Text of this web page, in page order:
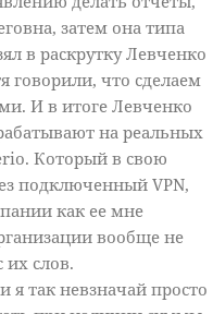
затем она типа
в раскрутку Левченко
говорили, что сделаем
И в итоге Левченко
на реальных
Который в свою
подключенный VPN,
как ее мне
вообще не
их слов.
я так невзначай просто